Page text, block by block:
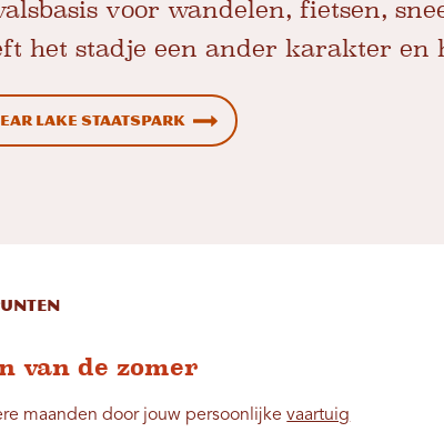
voor wandelen, fietsen,
het stadje een ander karakter en
Lake Staatspark
van de zomer
maanden door jouw persoonlijkevaartuig